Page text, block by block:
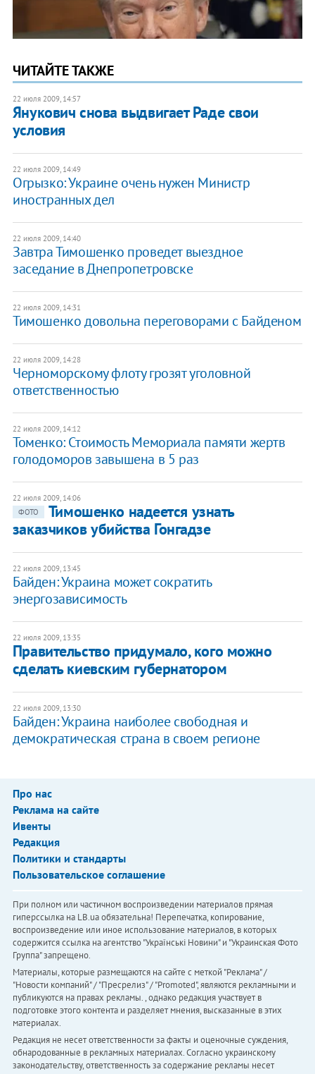
ЧИТАЙТЕ ТАКЖЕ
22 июля 2009, 14:57
Янукович снова выдвигает Раде свои
условия
22 июля 2009, 14:49
Огрызко: Украине очень нужен Министр
иностранных дел
22 июля 2009, 14:40
Завтра Тимошенко проведет выездное
заседание в Днепропетровске
22 июля 2009, 14:31
Тимошенко довольна переговорами с Байденом
22 июля 2009, 14:28
Черноморскому флоту грозят уголовной
ответственностью
22 июля 2009, 14:12
Томенко: Стоимость Мемориала памяти жертв
голодоморов завышена в 5 раз
22 июля 2009, 14:06
ФОТО
Тимошенко надеется узнать
заказчиков убийства Гонгадзе
22 июля 2009, 13:45
Байден: Украина может сократить
энергозависимость
22 июля 2009, 13:35
Правительство придумало, кого можно
сделать киевским губернатором
22 июля 2009, 13:30
Байден: Украина наиболее свободная и
демократическая страна в своем регионе
Про нас
Реклама на сайте
Ивенты
Редакция
Политики и стандарты
Пользовательское соглашение
При полном или частичном воспроизведении материалов прямая
гиперссылка на LB.ua обязательна! Перепечатка, копирование,
воспроизведение или иное использование материалов, в которых
содержится ссылка на агентство "Українськi Новини" и "Украинская Фото
Группа" запрещено.
Материалы, которые размещаются на сайте с меткой "Реклама" /
"Новости компаний" / "Пресрелиз" / "Promoted", являются рекламными и
публикуются на правах рекламы. , однако редакция участвует в
подготовке этого контента и разделяет мнения, высказанные в этих
материалах.
Редакция не несет ответственности за факты и оценочные суждения,
обнародованные в рекламных материалах. Согласно украинскому
законодательству, ответственность за содержание рекламы несет